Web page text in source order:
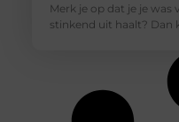
Merk je op dat je je was
stinkend uit haalt? Dan